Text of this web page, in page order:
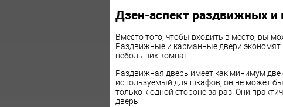
Дзен-аспект раздвижных и
Вместо того, чтобы входить в место, вы
Раздвижные и карманные двери экономят
небольших комнат.
Раздвижная дверь имеет как минимум
используемый для шкафов, он не может
только к одной стороне за раз. Они
дверь.